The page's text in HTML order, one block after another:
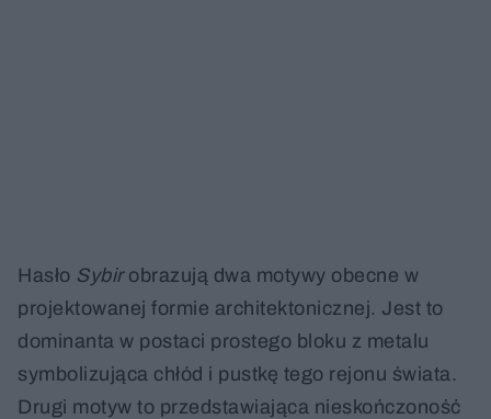
Hasło Sybirobrazują dwa motywy obecne w
projektowanej formie architektonicznej. Jest to
dominanta w postaci prostego bloku z metalu
symbolizująca chłód i pustkę tego rejonu świata.
Drugi motyw to przedstawiająca nieskończoność